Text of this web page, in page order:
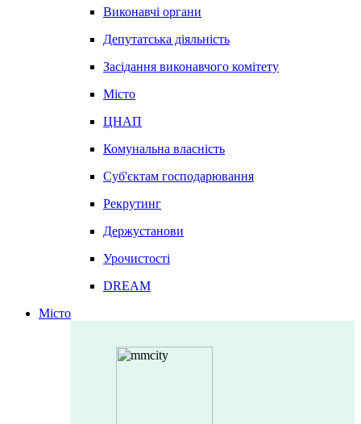
Виконавчі органи
Депутатська діяльність
Засідання виконавчого комітету
Місто
ЦНАП
Комунальна власність
Суб'єктам господарювання
Рекрутинг
Держустанови
Урочистості
DREAM
Місто